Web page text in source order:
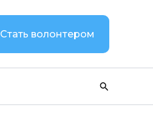
Стать волонтером
Поиск